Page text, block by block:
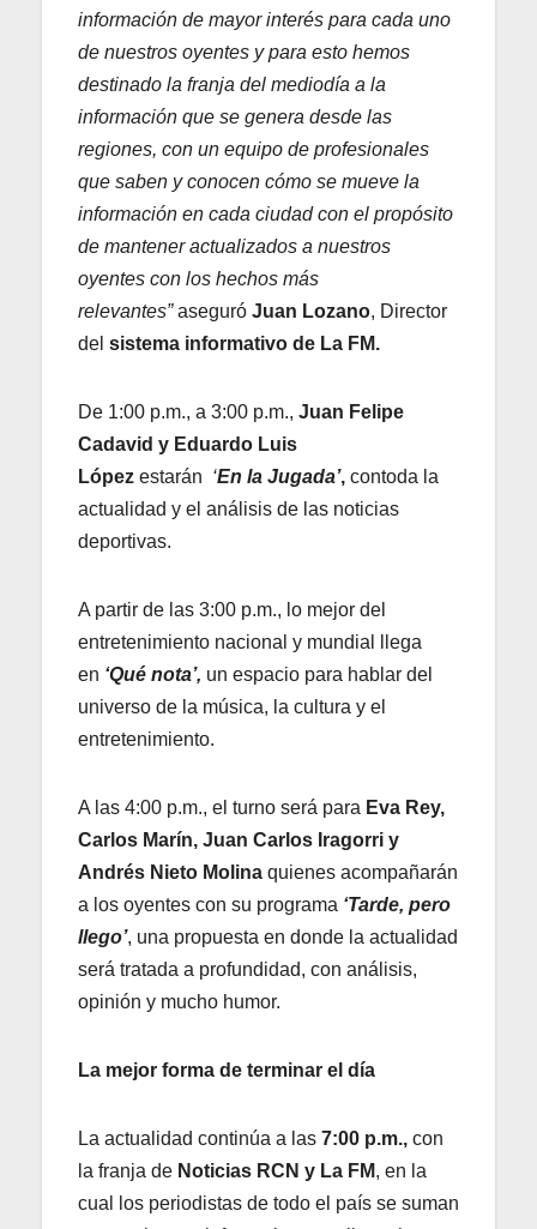
información de mayor interés para cada uno
de nuestros oyentes y para esto hemos
destinado la franja del mediodía a la
información que se genera desde las
regiones, con un equipo de profesionales
que saben y conocen cómo se mueve la
información en cada ciudad con el propósito
de mantener actualizados a nuestros
oyentes con los hechos más
relevantes”aseguró Juan Lozano, Director
del sistema informativo de La FM.
De 1:00 p.m., a 3:00 p.m., Juan Felipe
Cadavid y Eduardo Luis
López estarán ‘En la Jugada’, contoda la
actualidad y el análisis de las noticias
deportivas.
A partir de las 3:00 p.m., lo mejor del
entretenimiento nacional y mundial llega
en ‘Qué nota’, un espacio para hablar del
universo de la música, la cultura y el
entretenimiento.
A las 4:00 p.m., el turno será para Eva Rey,
Carlos Marín, Juan Carlos Iragorri y
Andrés Nieto Molina quienes acompañarán
a los oyentes con su programa ‘Tarde, pero
llego’, una propuesta en donde la actualidad
será tratada a profundidad, con análisis,
opinión y mucho humor.
La mejor forma de terminar el día
La actualidad continúa a las 7:00 p.m., con
la franja de Noticias RCN y La FM, en la
cual los periodistas de todo el país se suman